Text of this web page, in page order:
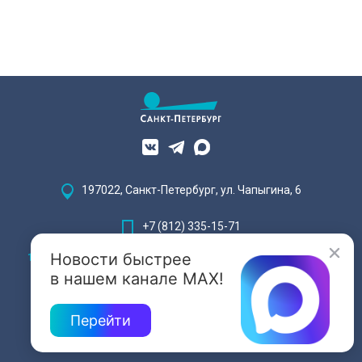
Новости быстрее
в нашем канале MAX!
Перейти
197022, Санкт-Петербург, ул. Чапыгина, 6
+7 (812) 335-15-71
Внимание! Отдельные видеоматериалы, размещенные на настоящем
сайте, могут содержать информацию, предназначенную для лиц,
достигших 18 лет.